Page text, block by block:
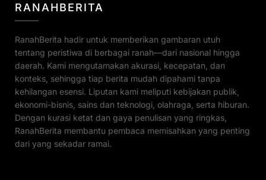
RANAHBERITA
RanahBerita hadir untuk memberikan gambaran utuh
tentang peristiwa di berbagai ranah—dari nasional hingga
daerah. Kami mengutamakan akurasi, kecepatan, dan
konteks, sehingga tiap berita mudah dipahami tanpa
kehilangan esensi. Liputan kami meliputi kebijakan publik,
ekonomi-bisnis, sains dan teknologi, olahraga, serta hiburan.
Dengan kurasi ketat dan gaya penulisan yang ringkas,
RanahBerita membantu pembaca memisahkan yang penting
dari yang sekadar ramai.